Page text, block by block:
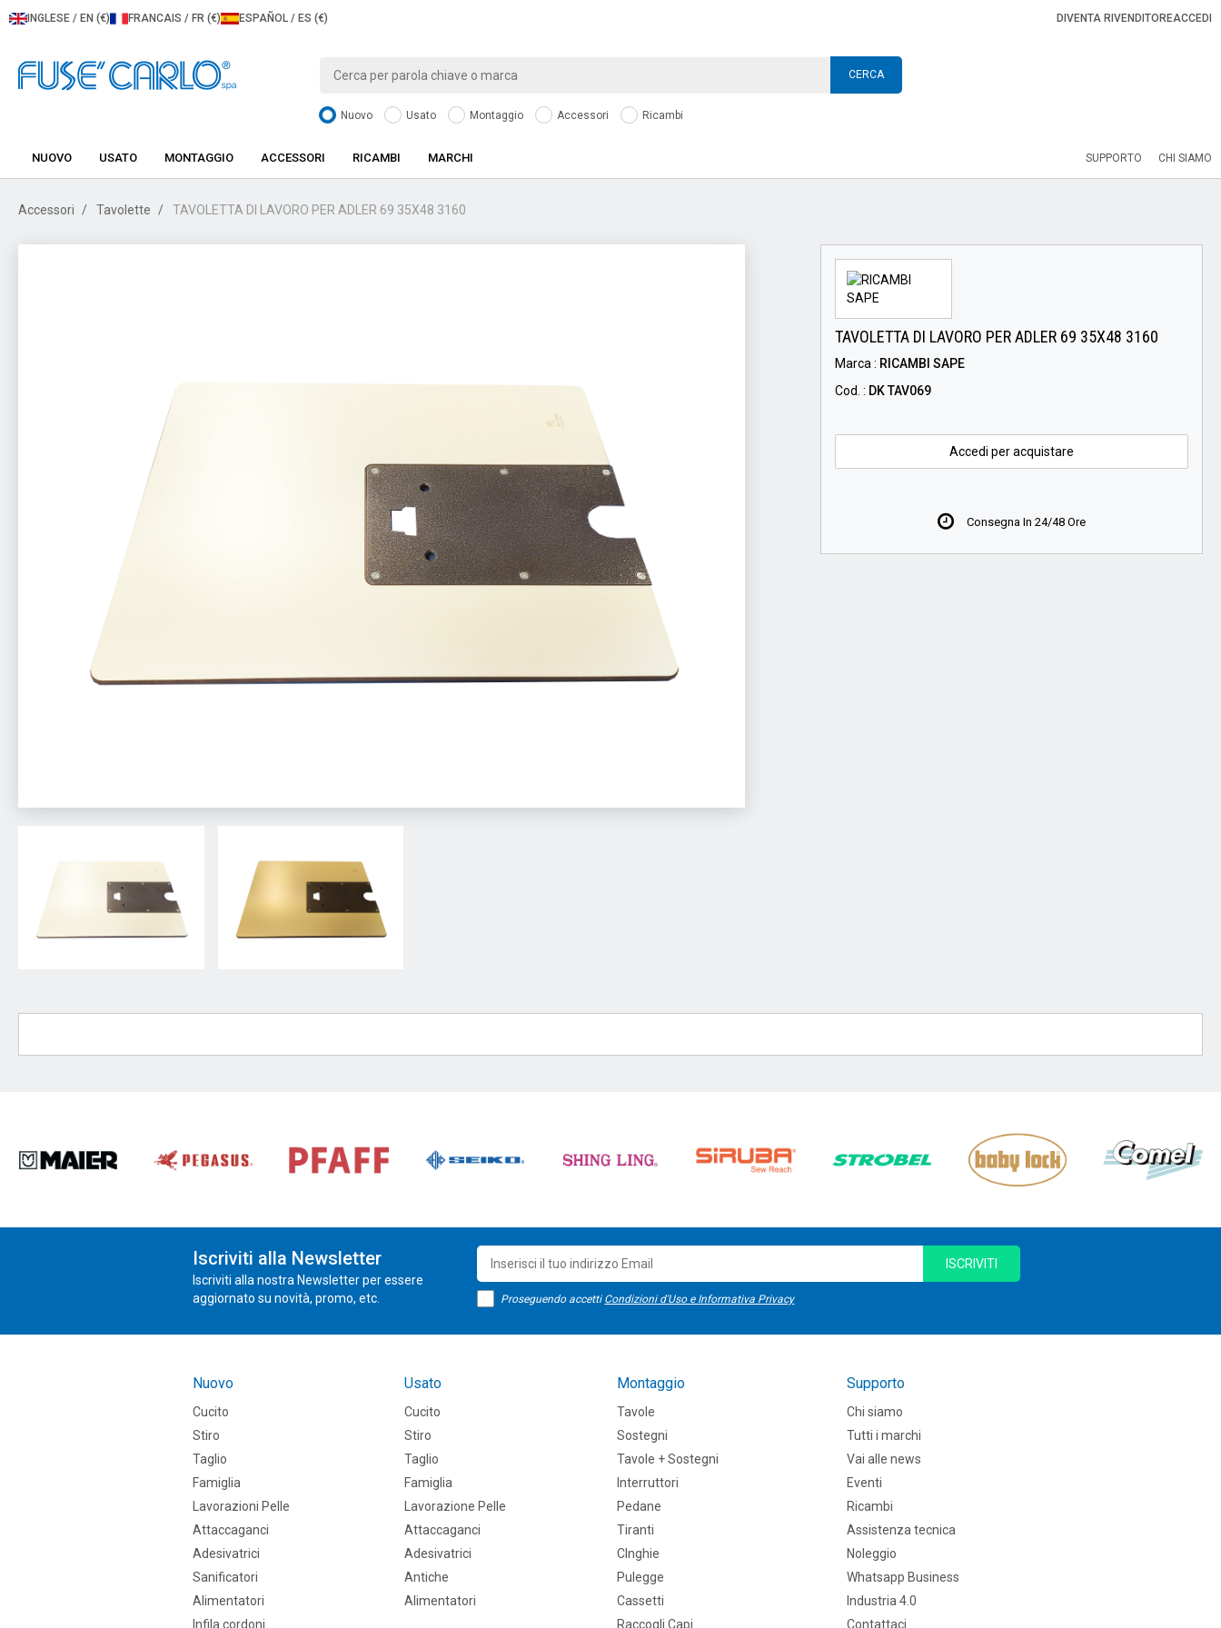
INGLESE / EN (€) FRANCAIS / FR (€) ESPAÑOL / ES (€) DIVENTA RIVENDITOREACCEDI
CERCA
Nuovo Usato Montaggio Accessori Ricambi
NUOVO USATO MONTAGGIO ACCESSORI RICAMBI MARCHI SUPPORTO CHI SIAMO
Accessori Tavolette TAVOLETTA DI LAVORO PER ADLER 69 35X48 3160
TAVOLETTA DI LAVORO PER ADLER 69 35X48 3160
Marca : RICAMBI SAPE
Cod. : DK TAV069
Accedi per acquistare
Consegna In 24/48 Ore
Iscriviti alla Newsletter
Iscriviti alla nostra Newsletter per essere
aggiornato su novità, promo, etc.
Proseguendo accetti Condizioni d'Uso e Informativa Privacy
ISCRIVITI
Nuovo
Cucito
Stiro
Taglio
Famiglia
Lavorazioni Pelle
Attaccaganci
Adesivatrici
Sanificatori
Alimentatori
Infila cordoni
Usato
Cucito
Stiro
Taglio
Famiglia
Lavorazione Pelle
Attaccaganci
Adesivatrici
Antiche
Alimentatori
Montaggio
Tavole
Sostegni
Tavole + Sostegni
Interruttori
Pedane
Tiranti
CInghie
Pulegge
Cassetti
Raccogli Capi
Supporto
Chi siamo
Tutti i marchi
Vai alle news
Eventi
Ricambi
Assistenza tecnica
Noleggio
Whatsapp Business
Industria 4.0
Contattaci